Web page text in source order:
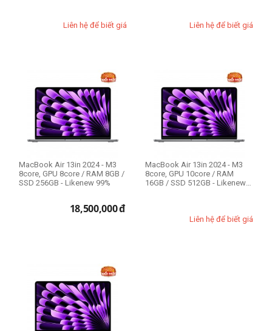
THIẾT LẬP LẠI
Liên hệ để biết giá Liên hệ để biết giá
MacBook Air 13in 2024 - M3
8core, GPU 8core / RAM 8GB /
SSD 256GB - Likenew 99%
18,500,000đ
MacBook Air 13in 2024 - M3
8core, GPU 10core / RAM
16GB / SSD 512GB - Likenew
Liên hệ để biết giá